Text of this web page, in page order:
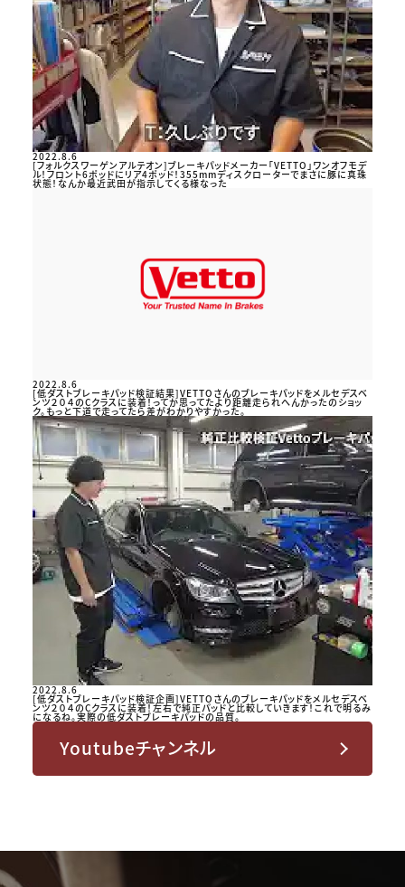
2022.8.6
[フォルクスワーゲンアルテオン]ブレーキパッドメーカー「VETTO」ワンオフモデ
ル！フロント6ポッドにリア4ポッド！355mmディスクローターでまさに豚に真珠
状態！なんか最近武田が指示してくる様なった
2022.8.6
[低ダストブレーキパッド検証結果]VETTOさんのブレーキパッドをメルセデスベ
ンツ２０４のCクラスに装着！ってか思ってたより距離走られへんかったのショッ
ク。もっと下道で走ってたら差がわかりやすかった。
2022.8.6
[低ダストブレーキパッド検証企画]VETTOさんのブレーキパッドをメルセデスベ
ンツ２０４のCクラスに装着！左右で純正パッドと比較していきます！これで明るみ
になるね。実際の低ダストブレーキパッドの品質。
Youtubeチャンネル